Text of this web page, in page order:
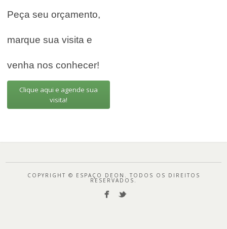
Peça seu orçamento,
marque sua visita e
venha nos conhecer!
Clique aqui e agende sua
visita!
COPYRIGHT © ESPAÇO DEON. TODOS OS DIREITOS
RESERVADOS.